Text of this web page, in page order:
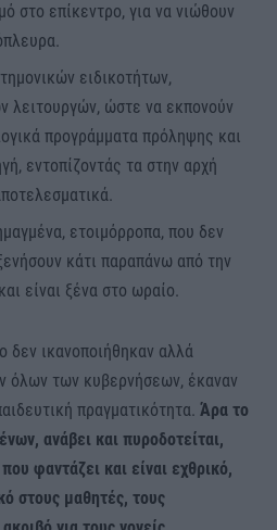
στο επίκεντρο, για να νιώθουν
ειδικοτήτων,
λειτουργών, ώστε να εκπονούν
προγράμματα πρόληψης και
εντοπίζοντάς τα στην αρχή
ετοιμόρροπα, που δεν
κάτι παραπάνω από την
είναι ξένα στο ωραίο.
δεν ικανοποιήθηκαν αλλά
όλων των κυβερνήσεων, έκαναν
πραγματικότητα. Άρα το
ανάβει και πυροδοτείται,
φαντάζει και είναι εχθρικό,
στους μαθητές, τους